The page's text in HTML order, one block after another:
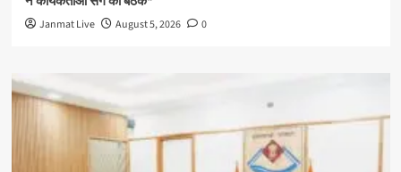
Janmat Live August 5, 2026 0